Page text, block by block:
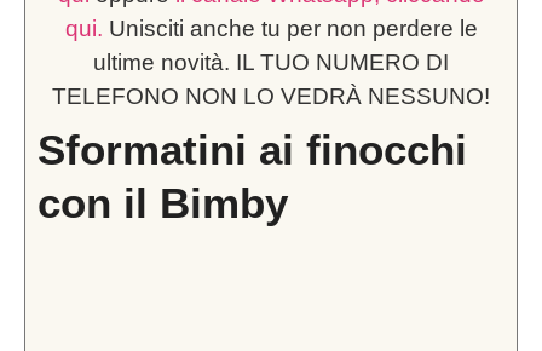
qui. Unisciti anche tu per non perdere le
ultime novità. IL TUO NUMERO DI
TELEFONO NON LO VEDRÀ NESSUNO!
Sformatini ai finocchi
con il Bimby